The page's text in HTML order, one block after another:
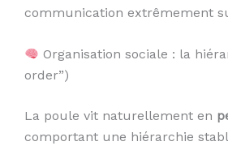
communication extrêmement
Organisation sociale : la
order”)
La poule vit naturellement en
comportant une hiérarchie